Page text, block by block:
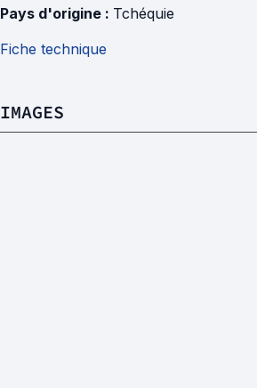
Pays d'origine : Tchéquie
Fiche technique
IMAGES